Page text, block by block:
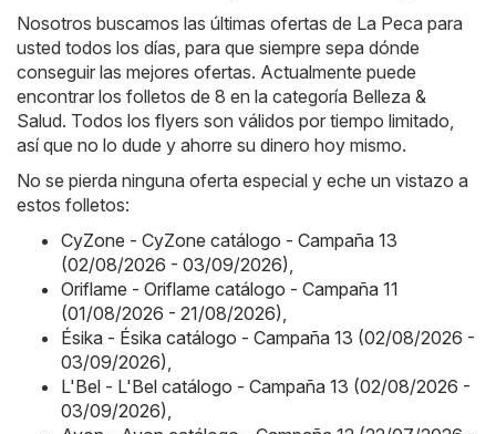
Nosotros buscamos las últimas ofertas de La Peca para
usted todos los días, para que siempre sepa dónde
conseguir las mejores ofertas. Actualmente puede
encontrar los folletos de 8 en la categoría Belleza &
Salud. Todos los flyers son válidos por tiempo limitado,
así que no lo dude y ahorre su dinero hoy mismo.
No se pierda ninguna oferta especial y eche un vistazo a
estos folletos:
CyZone - CyZone catálogo - Campaña 13
(02/08/2026 - 03/09/2026)
Oriflame - Oriflame catálogo - Campaña 11
(01/08/2026 - 21/08/2026)
Ésika - Ésika catálogo - Campaña 13 (02/08/2026 -
03/09/2026)
L'Bel - L'Bel catálogo - Campaña 13 (02/08/2026 -
03/09/2026)